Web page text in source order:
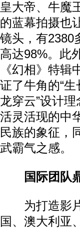
皇大帝、牛魔
的蓝幕拍摄也
镜头，有2380
高达98%。此
《幻相》特
证了牛角的“
龙穿云”设计
活灵活现的中
民族的象征，
武霸气之感。
国际团队
为打造影片
国、澳大利亚